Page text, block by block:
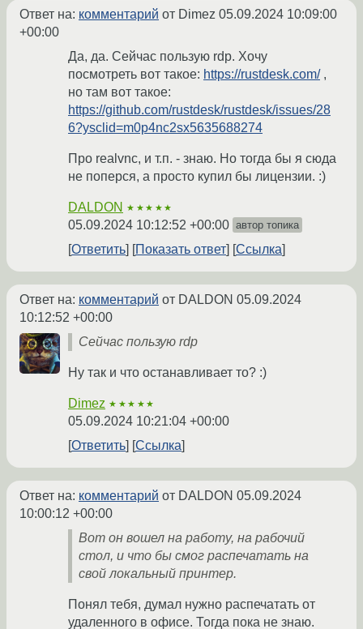
Ответ на: комментарий от Dimez 05.09.2024 10:09:00
+00:00
Да, да. Сейчас пользую rdp. Хочу
посмотреть вот такое: https://rustdesk.com/,
но там вот такое:
https://github.com/rustdesk/rustdesk/issues/28
6?ysclid=m0p4nc2sx5635688274
Про realvnc, и т.п. - знаю. Но тогда бы я сюда
не поперся, а просто купил бы лицензии. :)
DALDON ★★★★★
05.09.2024 10:12:52 +00:00 автор топика
Ответить Показать ответ Ссылка
Ответ на: комментарий от DALDON 05.09.2024
10:12:52 +00:00
Сейчас пользую rdp
Ну так и что останавливает то? :)
Dimez ★★★★★
05.09.2024 10:21:04 +00:00
Ответить
Ссылка
Ответ на: комментарий от DALDON 05.09.2024
10:00:12 +00:00
Вот он вошел на работу, на рабочий
стол, и что бы смог распечатать на
свой локальный принтер.
Понял тебя, думал нужно распечатать от
удаленного в офисе. Тогда пока не знаю.